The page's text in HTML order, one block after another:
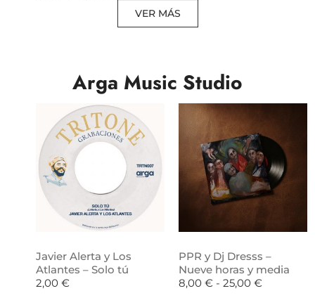
VER MÁS
Arga Music Studio
Javier Alerta y Los
Atlantes – Solo tú
2,00 €
PPR y Dj Dresss –
Nueve horas y media
8,00 € - 25,00 €